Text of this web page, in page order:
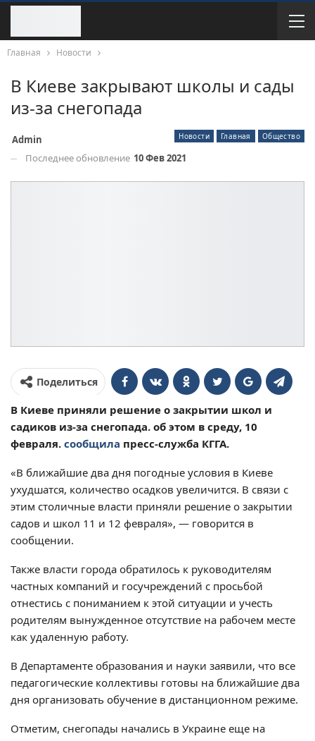
Главная Новости
В Киеве закрывают школы и сады
из-за снегопада
Новости Главная Общество
Admin
Последнее обновление 10 Фев 2021
Поделиться
В Киеве приняли решение о закрытии школ и
садиков из-за снегопада. об этом в среду, 10
февраля. сообщила пресс-служба КГГА.
«В ближайшие два дня погодные условия в Киеве
ухудшатся, количество осадков увеличится. В связи с
этим столичные власти приняли решение о закрытии
садов и школ 11 и 12 февраля», — говорится в
сообщении.
Также власти города обратилось к руководителям
частных компаний и госучреждений с просьбой
отнестись с пониманием к этой ситуации и учесть
родителям вынужденное отсутствие на рабочем месте
как удаленную работу.
В Департаменте образования и науки заявили, что все
педагогические коллективы готовы на ближайшие два
дня организовать обучение в дистанционном режиме.
Отметим, снегопады начались в Украине еще на